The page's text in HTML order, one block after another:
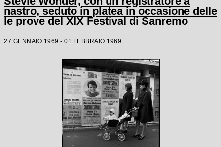
nastro, seduto in platea in occasione delle
le prove del XIX Festival di Sanremo
27 GENNAIO 1969 - 01 FEBBRAIO 1969